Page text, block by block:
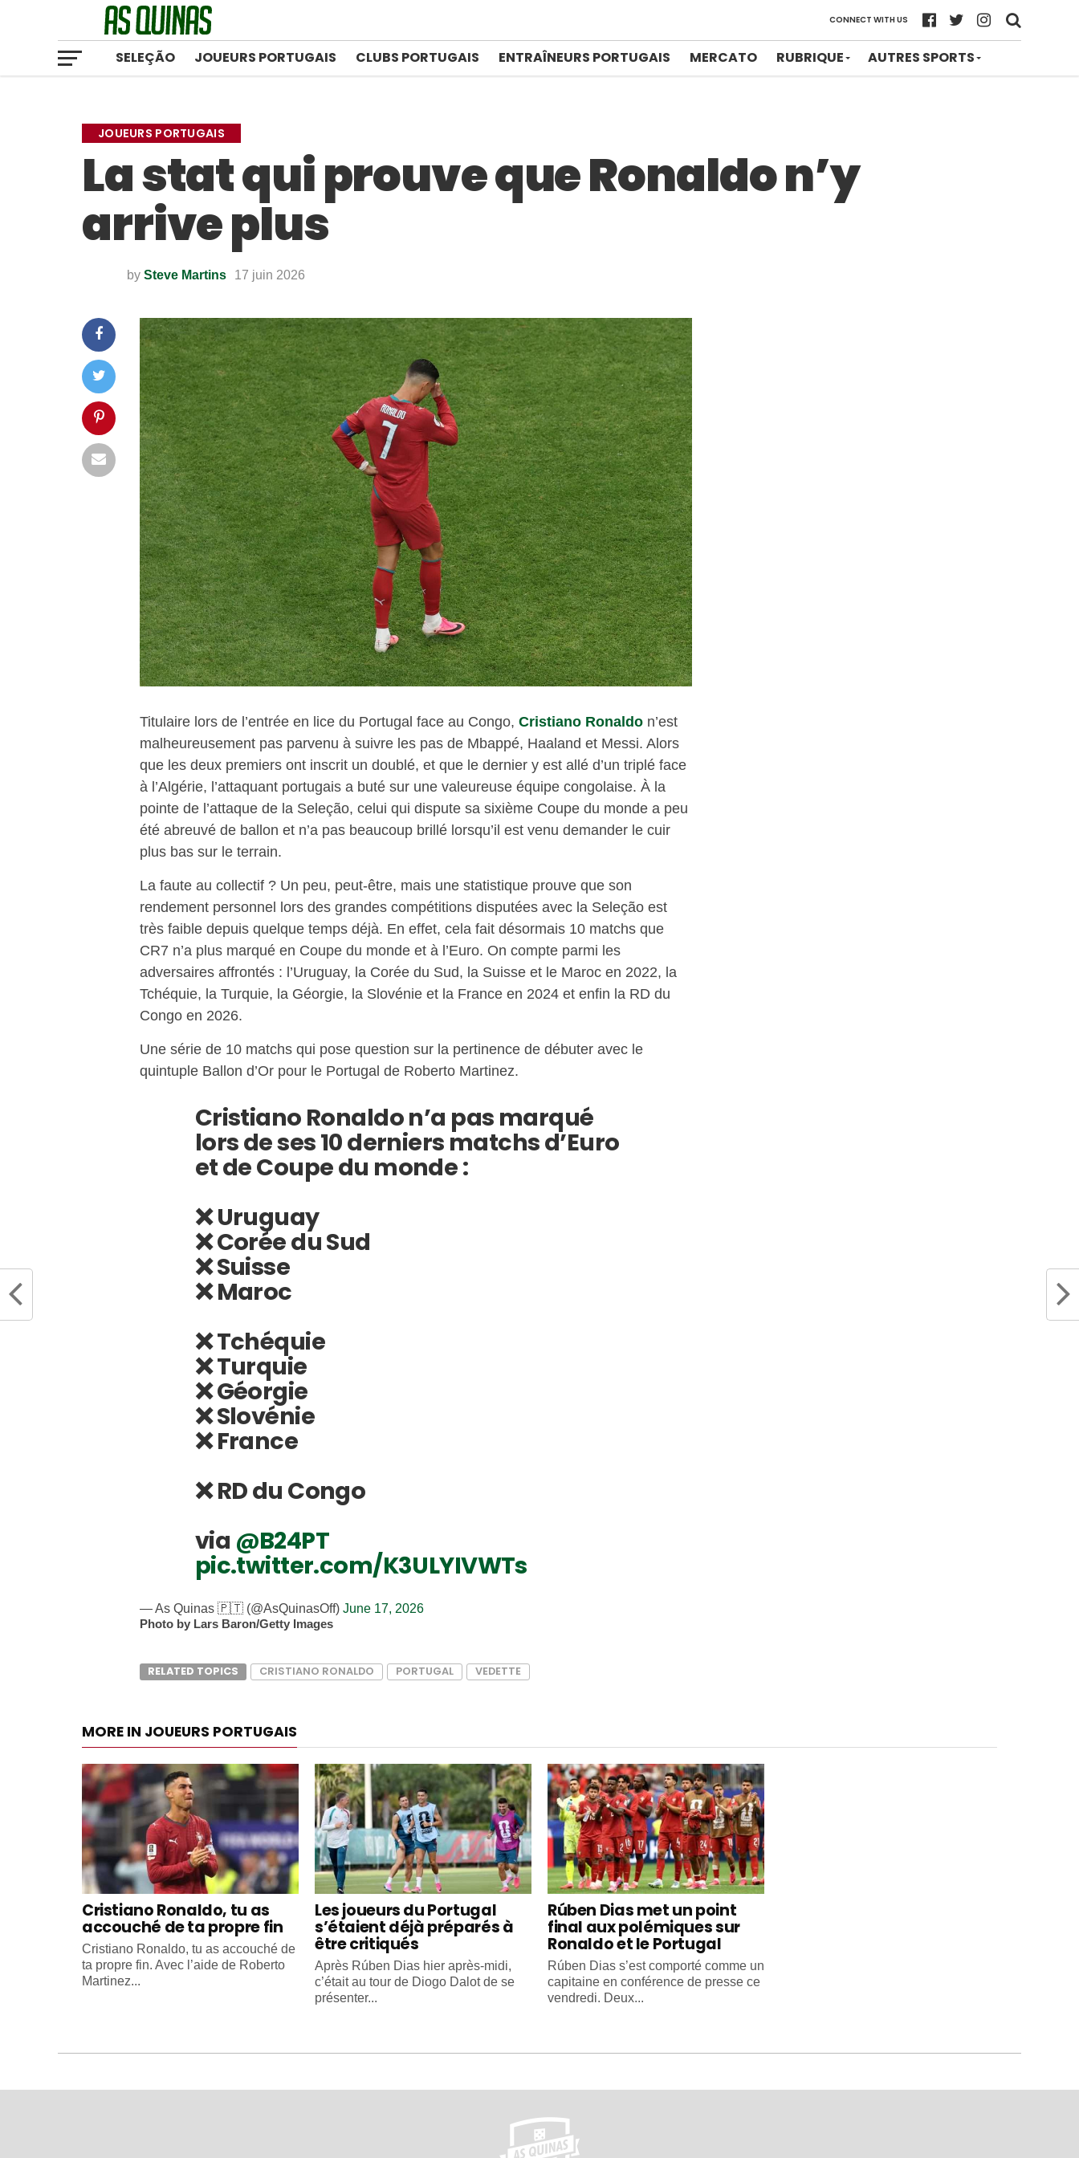
CONNECT WITH US
SELEÇÃO JOUEURS PORTUGAIS CLUBS PORTUGAIS ENTRAÎNEURS PORTUGAIS MERCATO RUBRIQUE AUTRES SPORTS
JOUEURS PORTUGAIS
La stat qui prouve que Ronaldo n’y
arrive plus
by Steve Martins 17 juin 2026
Titulaire lors de l’entrée en lice du Portugal face au Congo, Cristiano Ronaldo n’est
malheureusement pas parvenu à suivre les pas de Mbappé, Haaland et Messi. Alors
que les deux premiers ont inscrit un doublé, et que le dernier y est allé d’un triplé face
à l’Algérie, l’attaquant portugais a buté sur une valeureuse équipe congolaise. À la
pointe de l’attaque de la Seleção, celui qui dispute sa sixième Coupe du monde a peu
été abreuvé de ballon et n’a pas beaucoup brillé lorsqu’il est venu demander le cuir
plus bas sur le terrain.
La faute au collectif ? Un peu, peut-être, mais une statistique prouve que son
rendement personnel lors des grandes compétitions disputées avec la Seleção est
très faible depuis quelque temps déjà. En effet, cela fait désormais 10 matchs que
CR7 n’a plus marqué en Coupe du monde et à l’Euro. On compte parmi les
adversaires affrontés : l’Uruguay, la Corée du Sud, la Suisse et le Maroc en 2022, la
Tchéquie, la Turquie, la Géorgie, la Slovénie et la France en 2024 et enfin la RD du
Congo en 2026.
Une série de 10 matchs qui pose question sur la pertinence de débuter avec le
quintuple Ballon d’Or pour le Portugal de Roberto Martinez.
Cristiano Ronaldo n’a pas marqué
lors de ses 10 derniers matchs d’Euro
et de Coupe du monde :
❌ Uruguay
❌ Corée du Sud
❌ Suisse
❌ Maroc
❌ Tchéquie
❌ Turquie
❌ Géorgie
❌ Slovénie
❌ France
❌ RD du Congo
via @B24PT
pic.twitter.com/K3ULYIVWTs
— As Quinas 🇵🇹 (@AsQuinasOff) June 17, 2026
Photo by Lars Baron/Getty Images
RELATED TOPICS CRISTIANO RONALDO PORTUGAL VEDETTE
MORE IN JOUEURS PORTUGAIS
Cristiano Ronaldo, tu as
accouché de ta propre fin
Cristiano Ronaldo, tu as accouché de
ta propre fin. Avec l’aide de Roberto
Martinez...
Les joueurs du Portugal
s’étaient déjà préparés à
être critiqués
Après Rúben Dias hier après-midi,
c’était au tour de Diogo Dalot de se
présenter...
Rúben Dias met un point
final aux polémiques sur
Ronaldo et le Portugal
Rúben Dias s’est comporté comme un
capitaine en conférence de presse ce
vendredi. Deux...